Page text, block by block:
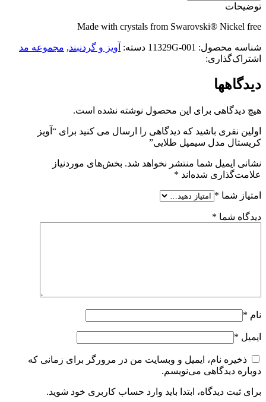
توضیحات
Made with crystals from Swarovski® Nickel free
شناسه محصول: 11329G-001 دسته: آویز و گردنبند, مجموعه مد
اشتراک‌گذاری:
دیدگاهها
هیچ دیدگاهی برای این محصول نوشته نشده است.
اولین نفری باشید که دیدگاهی را ارسال می کنید برای “آویز
کریستال مدل سیمپل طلایی”
نشانی ایمیل شما منتشر نخواهد شد. بخش‌های موردنیاز
علامت‌گذاری شده‌اند *
امتیاز شما *
دیدگاه شما *
نام *
ایمیل *
ذخیره نام، ایمیل و وبسایت من در مرورگر برای زمانی که
دوباره دیدگاهی می‌نویسم.
برای ثبت دیدگاه، ابتدا باید وارد حساب کاربری خود شوید.